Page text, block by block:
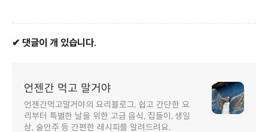
✔ 댓글이 개 있습니다.
언젠간 먹고 말거야
언젠간먹고말거야의 요리블로그. 쉽고 간단한 요
리부터 특별한 날을 위한 고급 음식, 집들이, 생일
상, 술안주 등 간편한 레시피를 알려드려요.